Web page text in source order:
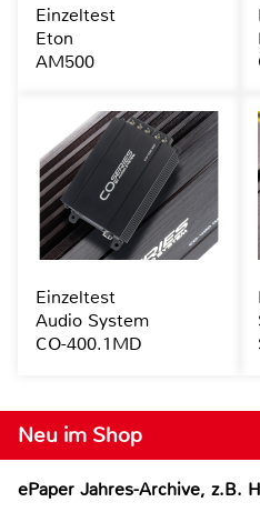
Neu im Shop
ePaper Jahres-Archive, z.B.
Einzeltest
Eton
AM500
Einzeltest
Audio System
CO-400.1MD